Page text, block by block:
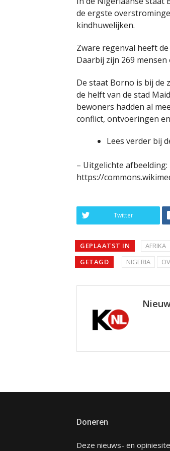
de ergste
kindhuwelijken.
Zware regenval heeft
Daarbij zijn 269
De staat Borno is bij de
de helft van de stad
bewoners hadden al
conflict, ontvoeringen
Lees verder bij
– Uitgelichte afbeelding:
https://
Twitter
GEPLAATST IN AFRIKA
GETAGD
NIGERIA
Doneren
Deze nieuws- en